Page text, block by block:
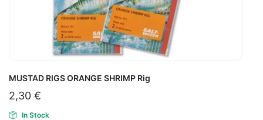
MUSTAD RIGS ORANGE SHRIMP Rig
2,30 €
In Stock